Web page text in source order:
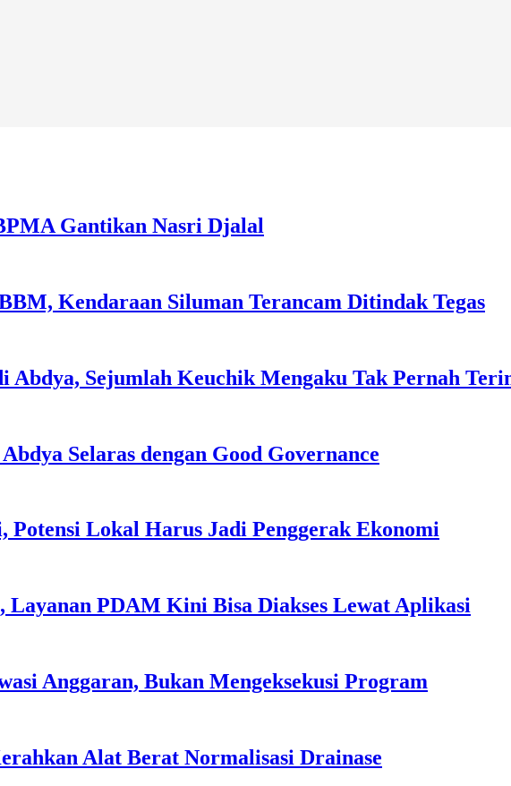
Gantikan Nasri Djalal
Kendaraan Siluman Terancam Ditindak Tegas
Abdya, Sejumlah Keuchik Mengaku Tak Pernah
Selaras dengan Good Governance
Lokal Harus Jadi Penggerak Ekonomi
PDAM Kini Bisa Diakses Lewat Aplikasi
Anggaran, Bukan Mengeksekusi Program
Alat Berat Normalisasi Drainase